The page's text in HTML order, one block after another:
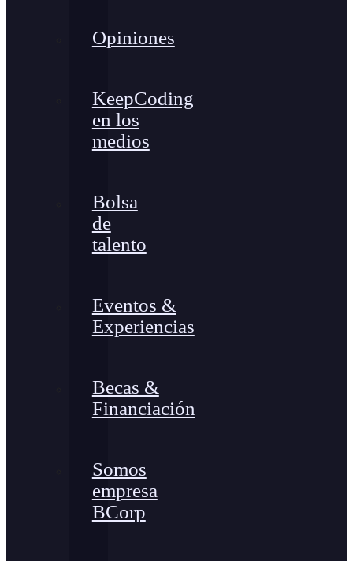
Opiniones
KeepCoding
en los
medios
Bolsa
de
talento
Eventos &
Experiencias
Becas &
Financiación
Somos
empresa
BCorp